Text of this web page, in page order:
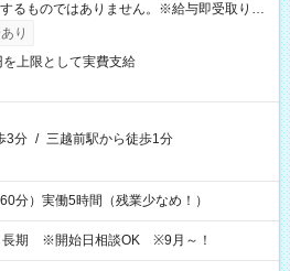
るものではありません。※給与即受取りサ
条件有）
り
上限として実費支給
3分 / 三越前駅から徒歩1分
分）実働5時間（残業少なめ！）
長期 ※開始日相談OK ※9月～！